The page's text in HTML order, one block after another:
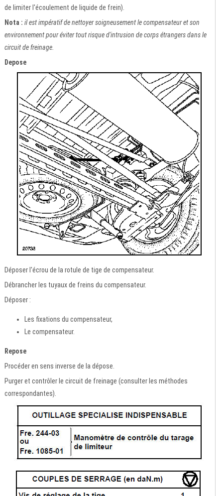
de limiter l'écoulement de liquide de frein).
Nota : il est impératif de nettoyer soigneusement le compensateur et son
environnement pour éviter tout risque d'intrusion de corps étrangers dans le
circuit de freinage.
Depose
Déposer l'écrou de la rotule de tige de compensateur.
Débrancher les tuyaux de freins du compensateur.
Déposer :
Les fixations du compensateur,
Le compensateur.
Repose
Procéder en sens inverse de la dépose.
Purger et contrôler le circuit de freinage (consulter les méthodes
correspondantes).